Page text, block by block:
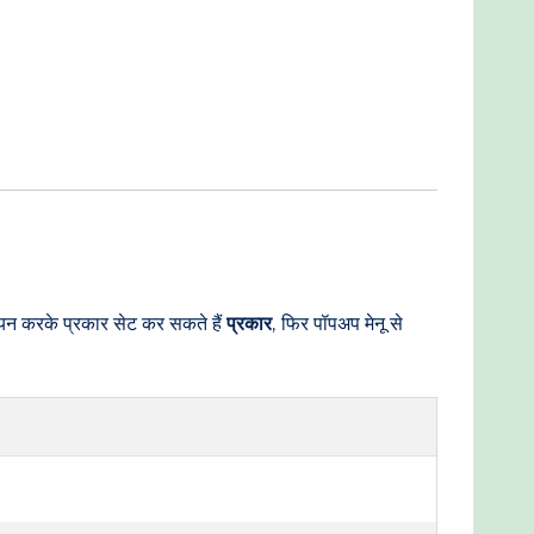
चयन करके प्रकार सेट कर सकते हैंप्रकार, फिर पॉपअप मेनू से